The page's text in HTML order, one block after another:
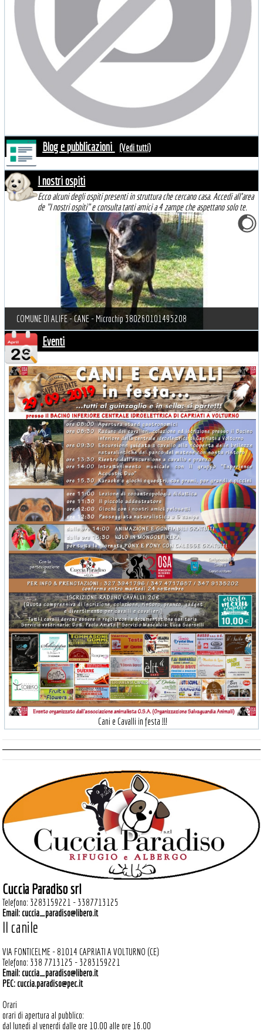
Blog e pubblicazioni (Vedi tutti)
I nostri ospiti
Ecco alcuni degli ospiti presenti in struttura che cercano casa. Accedi all'area
de "I nostri ospiti" e consulta tanti amici a 4 zampe che aspettano solo te.
COMUNE DI ALIFE - CANE - Microchip 380260101495208
Eventi
Cani e Cavalli in festa !!!
Cuccia Paradiso srl
Telefono: 3283159221 - 3387713125
Email: cuccia_paradiso@libero.it
Il canile
VIA FONTICELME - 81014 CAPRIATI A VOLTURNO (CE)
Telefono: 338 7713125 - 3283159221
Email: cuccia_paradiso@libero.it
PEC: cuccia.paradiso@pec.it
Orari
orari di apertura al pubblico:
dal lunedi al venerdi dalle ore 10.00 alle ore 16.00